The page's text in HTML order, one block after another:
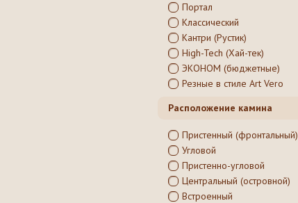
Портал
Классический
Кантри (Рустик)
High-Tech (Хай-тек)
ЭКОНОМ (бюджетные)
Резные в стиле Art Vero
Расположение камина
Пристенный (фронтальный)
Угловой
Пристенно-угловой
Центральный (островной)
Встроенный